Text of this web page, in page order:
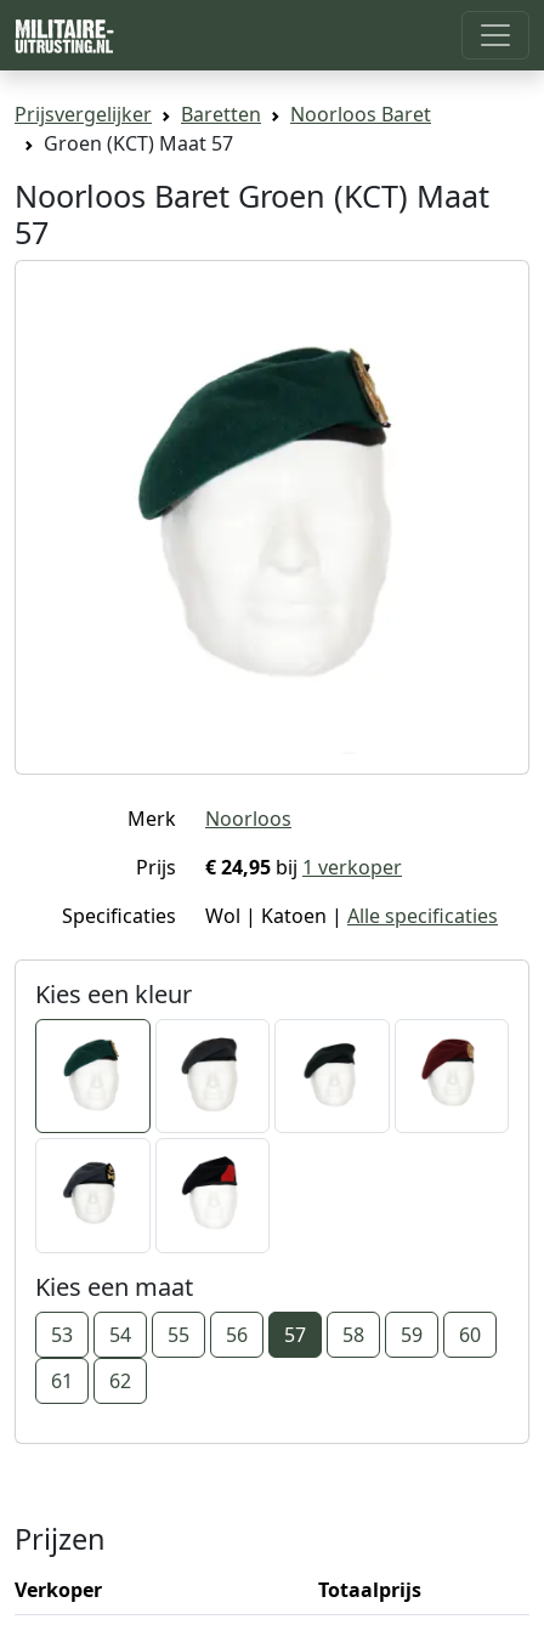
Prijsvergelijker Baretten
Noorloos Baret
Groen (KCT) Maat 57
Noorloos Baret Groen (KCT) Maat
57
Merk
Noorloos
Prijs
€ 24,95 bij 1 verkoper
Specificaties
Wol | Katoen | Alle specificaties
Kies een kleur
Kies een maat
53 54 55 56 57 58 59
60
61
62
Prijzen
Verkoper
Totaalprijs